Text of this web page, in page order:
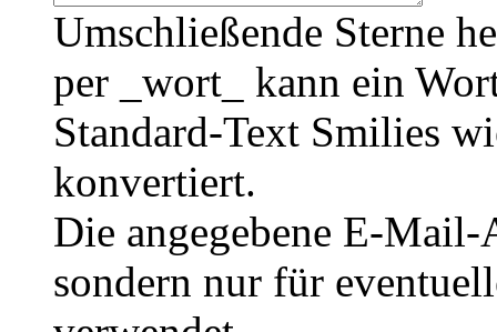
Umschließende Sterne
per _wort_ kann ein
Standard-Text Smilies
konvertiert.
Die angegebene E-
sondern nur für